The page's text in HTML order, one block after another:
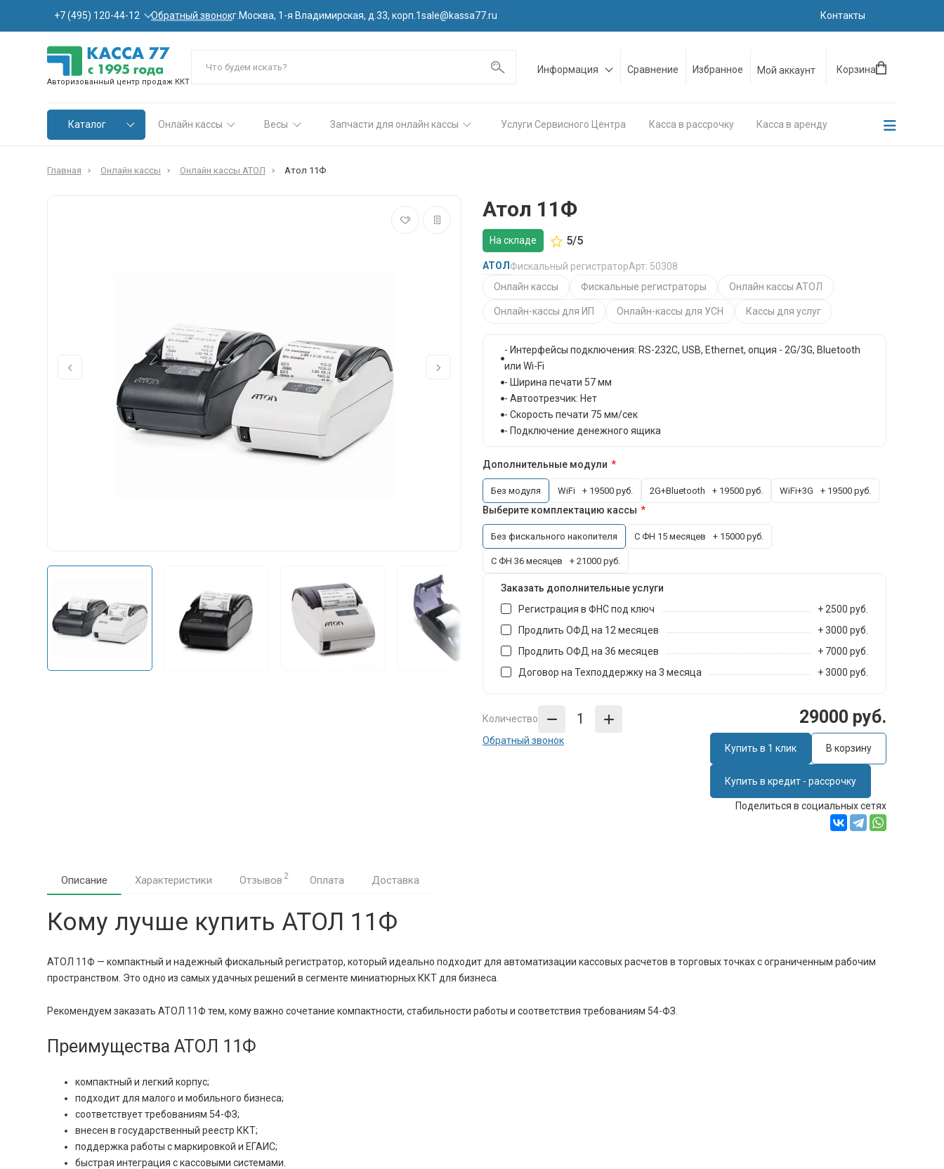
+7 (495) 120-44-12 Обратный звонокг.Москва, 1-я Владимирская, д.33, корп.1sale@kassa77.ru Контакты
Авторизованный центр продаж ККТ
Информация Сравнение Избранное Мой аккаунт Корзина
Каталог Онлайн кассы Весы Запчасти для онлайн кассы Услуги Сервисного Центра Касса в рассрочку Касса в аренду
Главная Онлайн кассы Онлайн кассы АТОЛ Атол 11Ф
Атол 11Ф
На складе 5/5
АТОЛ Фискальный регистраторАрт: 50308
Онлайн кассы
Фискальные регистраторы Онлайн кассы АТОЛ
Онлайн-кассы для ИП Онлайн-кассы для УСН Кассы для услуг
- Интерфейсы подключения: RS-232С, USB, Ethernet, опция - 2G/3G, Bluetooth
или Wi-Fi
- Ширина печати 57 мм
- Автоотрезчик: Нет
- Скорость печати 75 мм/сек
- Подключение денежного ящика
Дополнительные модули
Без модуля WiFi + 19500 руб. 2G+Bluetooth + 19500 руб. WiFi+3G + 19500 руб.
Выберите комплектацию кассы
Без фискального накопителя С ФН 15 месяцев + 15000 руб.
С ФН 36 месяцев + 21000 руб.
Заказать дополнительные услуги
Регистрация в ФНС под ключ
+ 2500 руб.
Продлить ОФД на 12 месяцев
+ 3000 руб.
Продлить ОФД на 36 месяцев
+ 7000 руб.
Договор на Техподдержку на 3 месяца
+ 3000 руб.
Количество 29000 руб.
Обратный звонок
Купить в 1 клик В корзину
Купить в кредит - рассрочку
Поделиться в социальных сетях
Описание Характеристики Отзывов 2 Оплата Доставка
Кому лучше купить АТОЛ 11Ф
АТОЛ 11Ф — компактный и надежный фискальный регистратор, который идеально подходит для автоматизации кассовых расчетов в торговых точках с ограниченным рабочим
пространством. Это одно из самых удачных решений в сегменте миниатюрных ККТ для бизнеса.
Рекомендуем заказать АТОЛ 11Ф тем, кому важно сочетание компактности, стабильности работы и соответствия требованиям 54-ФЗ.
Преимущества АТОЛ 11Ф
компактный и легкий корпус;
подходит для малого и мобильного бизнеса;
соответствует требованиям 54-ФЗ;
внесен в государственный реестр ККТ;
поддержка работы с маркировкой и ЕГАИС;
быстрая интеграция с кассовыми системами.